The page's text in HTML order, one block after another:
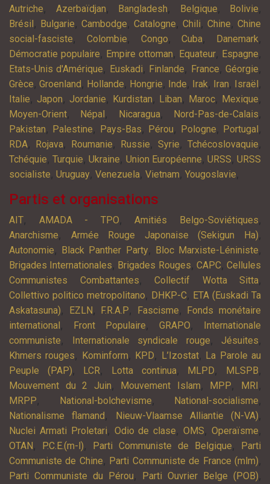
Autriche, Azerbaïdjan, Bangladesh, Belgique, Bolivie,
Brésil , Bulgarie, Cambodge, Catalogne, Chili, Chine, Chine
social-fasciste, Colombie, Congo,Cuba, Danemark,
Démocratie populaire, Empire ottoman, Equateur, Espagne,
Etats-Unis d'Amérique, Euskadi, Finlande, France,Géorgie,
Grèce, Groenland , Hollande, Hongrie, Inde, Irak, Iran, Israël ,
Italie, Japon, Jordanie, Kurdistan, Liban, Maroc, Mexique,
Moyen-Orient, Népal , Nicaragua, Nord-Pas-de-Calais,
Pakistan, Palestine, Pays-Bas, Pérou, Pologne, Portugal ,
RDA, Rojava, Roumanie, Russie, Syrie, Tchécoslovaquie,
Tchéquie,Turquie,Ukraine, Union Européenne, URSS,URSS
socialiste, Uruguay, Venezuela, Vietnam, Yougoslavie,
Partis et organisations
AIT, AMADA - TPO,Amitiés Belgo-Soviétiques,
Anarchisme, Armée Rouge Japonaise (Sekigun Ha),
Autonomie, Black Panther Party, Bloc Marxiste-Léniniste,
Brigades Internationales, Brigades Rouges, CAPC,Cellules
Communistes Combattantes, Collectif Wotta Sitta,
Collettivo politico metropolitano, DHKP-C, ETA (Euskadi Ta
Askatasuna), EZLN , F.R.A.P, Fascisme,
Fonds monétaire
international , Front Populaire, GRAPO,
Internationale
communiste, Internationale syndicale rouge, Jésuites,
Khmers rouges, Kominform, KPD, L’Izostat, La Parole au
Peuple (PAP), LCR, Lotta continua, MLPD, MLSPB,
Mouvement du 2 Juin, Mouvement Islam, MPP, MRI ,
MRPP, National-bolchevisme, National-socialisme,
Nationalisme flamand , Nieuw-Vlaamse Alliantie (N-VA),
Nuclei Armati Proletari, Odio de clase,OMS,Operaïsme,
OTAN , P.C.E.(m-l), Parti Communiste de Belgique,
Parti
Communiste de Chine, Parti Communiste de France (mlm),
Parti Communiste du Pérou, Parti Ouvrier Belge (POB),